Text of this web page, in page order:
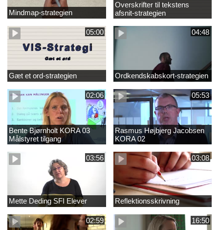
Mindmap-strategien
Overskrifter til tekstens
afsnit-strategien
05:00
Gæt et ord-strategien
04:48
Ordkendskabskort-strategien
02:06
Bente Bjørnholt KORA 03
Målstyret tilgang
05:53
Rasmus Højbjerg Jacobsen
KORA 02
03:56
Mette Deding SFI Elever
03:08
Reflektionsskrivning
02:59 16:50